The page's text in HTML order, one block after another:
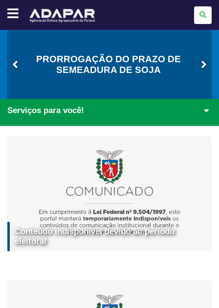
AGÊNCIA
DE
DEFESA
AGROPECUÁRIA
ADAPAR
PRORROGAÇÃO DO PRAZO DE
SEMEADURA DE SOJA
Serviços para você!
Conteúdo indisponível devido ao período
eleitoral